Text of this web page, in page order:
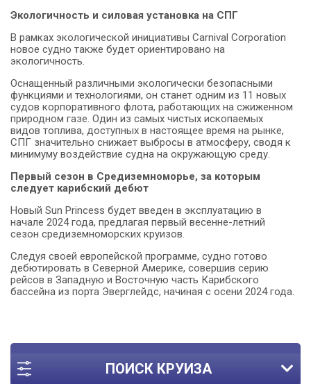
ПОИСК КРУИЗА
Экологичность и силовая установка на СПГ
В рамках экологической инициативы Carnival Corporation
новое судно также будет ориентировано на
экологичность.
Оснащенный различными экологически безопасными
функциями и технологиями, он станет одним из 11 новых
судов корпоративного флота, работающих на сжиженном
природном газе. Один из самых чистых ископаемых
видов топлива, доступных в настоящее время на рынке,
СПГ значительно снижает выбросы в атмосферу, сводя к
минимуму воздействие судна на окружающую среду.
Первый сезон в Средиземноморье, за которым
следует карибский дебют
Новый Sun Princess будет введен в эксплуатацию в
начале 2024 года, предлагая первый весенне-летний
сезон средиземноморских круизов.
Следуя своей европейской программе, судно готово
дебютировать в Северной Америке, совершив серию
рейсов в Западную и Восточную часть Карибского
бассейна из порта Эверглейдс, начиная с осени 2024 года.